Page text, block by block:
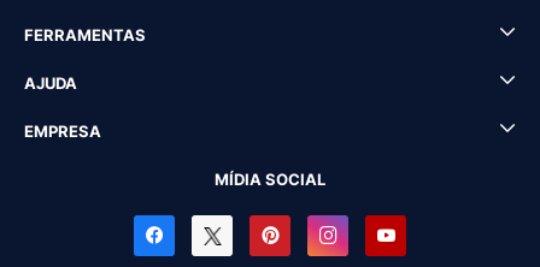
FERRAMENTAS
AJUDA
EMPRESA
MÍDIA SOCIAL